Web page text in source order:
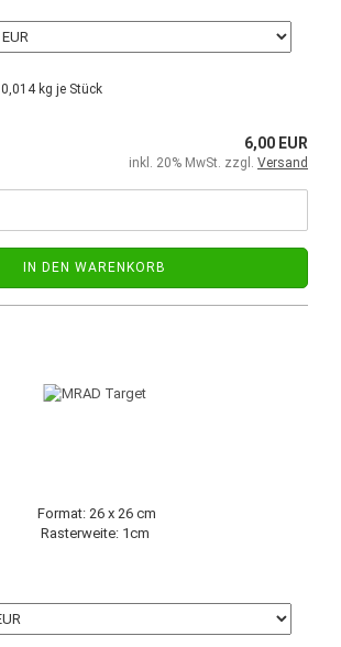
0,014kg je Stück
6,00 EUR
inkl. 20% MwSt. zzgl. Versand
IN DEN WARENKORB
Format: 26 x 26 cm
Rasterweite: 1cm